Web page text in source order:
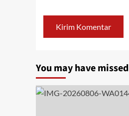
You may have missed